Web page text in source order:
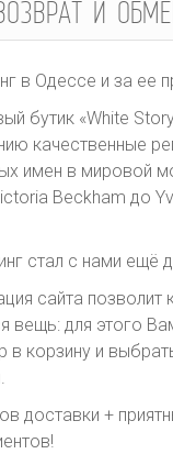
И
в Одессе и за ее
бутик «White
качественные
имен в мировой
Beckham до
стал с нами ещё
сайта позволит
вещь: для этого
в корзину и
доставки +